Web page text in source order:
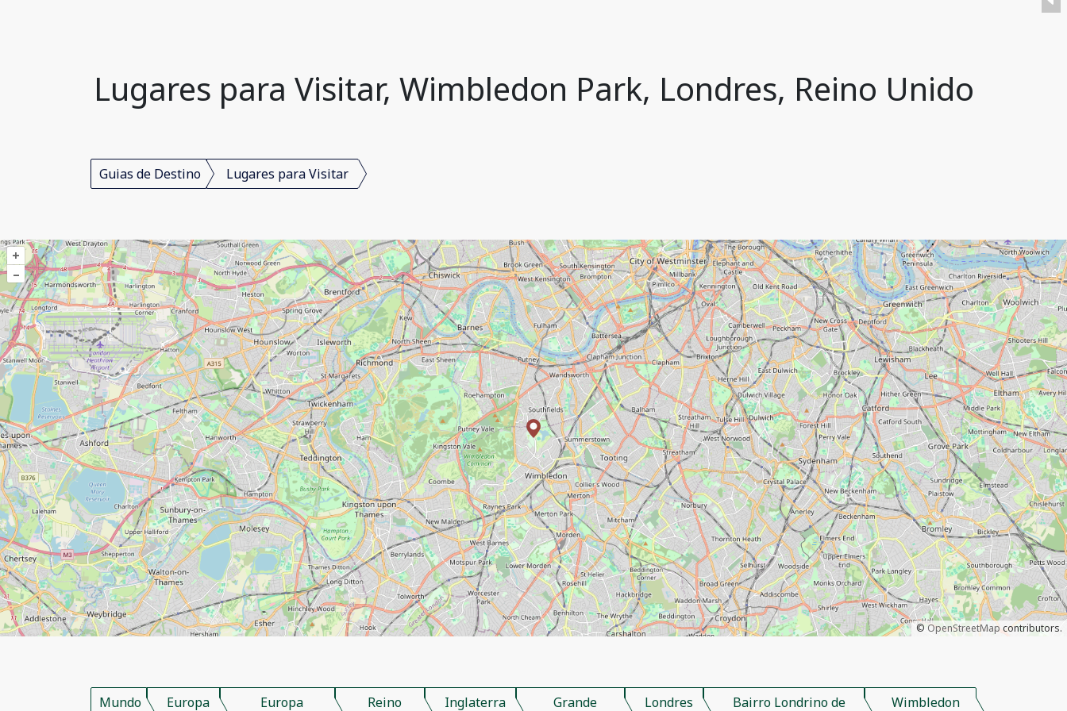
Lugares para Visitar, Wimbledon Park, Londres, Reino Unido
Guias de Destino Lugares para Visitar
+
–
©OpenStreetMap contributors.
Mundo Europa
Europa
Reino
Inglaterra
Grande
Londres
Bairro Londrino de
Wimbledon